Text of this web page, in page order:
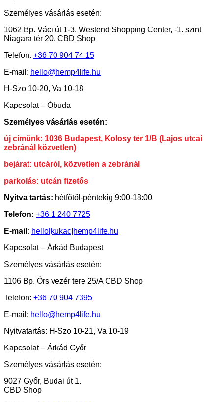
Személyes vásárlás esetén:
1062 Bp. Váci út 1-3. Westend Shopping Center, -1. szint
Niagara tér 20. CBD Shop
Telefon: +36 70 904 74 15
E-mail: hello@hemp4life.hu
H-Szo 10-20, Va 10-18
Kapcsolat – Óbuda
Személyes vásárlás esetén:
új címünk: 1036 Budapest, Kolosy tér 1/B (Lajos utcai
zebránál közvetlen)
bejárat: utcáról, közvetlen a zebránál
parkolás: utcán fizetős
Nyitva tartás: hétfőtől-péntekig 9:00-18:00
Telefon: +36 1 240 7725
E-mail: hello[kukac]hemp4life.hu
Kapcsolat – Árkád Budapest
Személyes vásárlás esetén:
1106 Bp. Örs vezér tere 25/A CBD Shop
Telefon: +36 70 904 7395
E-mail: hello@hemp4life.hu
Nyitvatartás: H-Szo 10-21, Va 10-19
Kapcsolat – Árkád Győr
Személyes vásárlás esetén:
9027 Győr, Budai út 1.
CBD Shop